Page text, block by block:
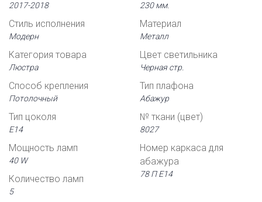
2017-2018
Стиль исполнения
Модерн
Категория товара
Люстра
Способ крепления
Потолочный
Тип цоколя
Е14
Мощность ламп
40 W
Количество ламп
5
230 мм.
Материал
Металл
Цвет светильника
Черная стр.
Тип плафона
Абажур
№ ткани (цвет)
8027
Номер каркаса для
абажура
78 П Е14